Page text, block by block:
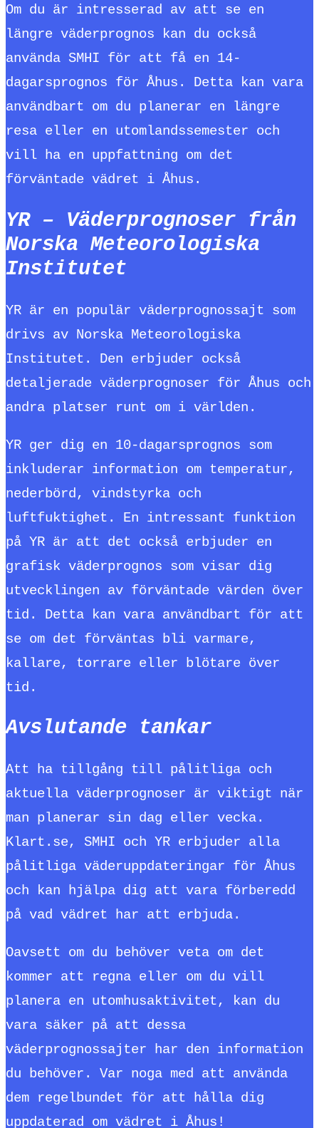
Om du är intresserad av att se en
längre väderprognos kan du också
använda SMHI för att få en 14-
dagarsprognos för Åhus. Detta kan vara
användbart om du planerar en längre
resa eller en utomlandssemester och
vill ha en uppfattning om det
förväntade vädret i Åhus.
YR – Väderprognoser från
Norska Meteorologiska
Institutet
YR är en populär väderprognossajt som
drivs av Norska Meteorologiska
Institutet. Den erbjuder också
detaljerade väderprognoser för Åhus och
andra platser runt om i världen.
YR ger dig en 10-dagarsprognos som
inkluderar information om temperatur,
nederbörd, vindstyrka och
luftfuktighet. En intressant funktion
på YR är att det också erbjuder en
grafisk väderprognos som visar dig
utvecklingen av förväntade värden över
tid. Detta kan vara användbart för att
se om det förväntas bli varmare,
kallare, torrare eller blötare över
tid.
Avslutande tankar
Att ha tillgång till pålitliga och
aktuella väderprognoser är viktigt när
man planerar sin dag eller vecka.
Klart.se, SMHI och YR erbjuder alla
pålitliga väderuppdateringar för Åhus
och kan hjälpa dig att vara förberedd
på vad vädret har att erbjuda.
Oavsett om du behöver veta om det
kommer att regna eller om du vill
planera en utomhusaktivitet, kan du
vara säker på att dessa
väderprognossajter har den information
du behöver. Var noga med att använda
dem regelbundet för att hålla dig
uppdaterad om vädret i Åhus!